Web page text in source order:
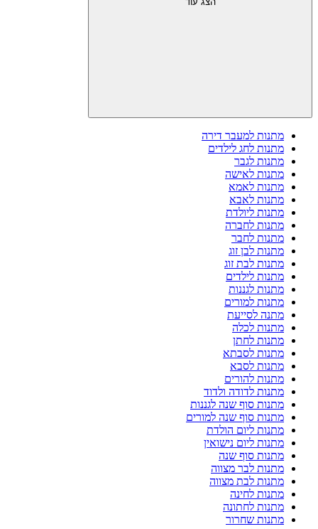
מתנות למעבר דירה
מתנות לחג לילדים
מתנות לגבר
מתנות לאישה
מתנות לאמא
מתנות לאבא
מתנות ליולדת
מתנות לחברה
מתנות לחבר
מתנות לבן זוג
מתנות לבת זוג
מתנות לילדים
מתנות לגננות
מתנות למורים
מתנה לסייעת
מתנות לכלה
מתנות לחתן
מתנות לסבתא
מתנות לסבא
מתנות להורים
מתנות לדודה ולדוד
מתנות סוף שנה לגננות
מתנות סוף שנה למורים
מתנות ליום הולדת
מתנות ליום נישואין
מתנות סוף שנה
מתנות לבר מצווה
מתנות לבת מצווה
מתנות לחינה
מתנות לחתונה
מתנות שחרור